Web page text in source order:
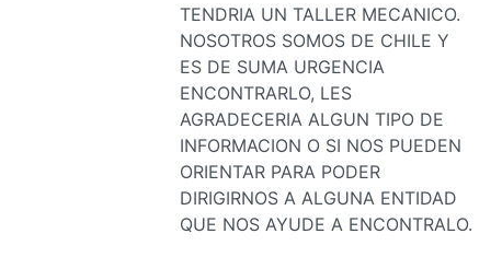
TENDRIA UN TALLER MECANICO.
NOSOTROS SOMOS DE CHILE Y
ES DE SUMA URGENCIA
ENCONTRARLO, LES
AGRADECERIA ALGUN TIPO DE
INFORMACION O SI NOS PUEDEN
ORIENTAR PARA PODER
DIRIGIRNOS A ALGUNA ENTIDAD
QUE NOS AYUDE A ENCONTRALO.